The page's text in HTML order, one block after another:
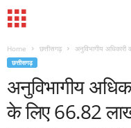
Home छत्तीसगढ़ अनुविभागीय
छत्तीसगढ़
अनुविभागीय
के लिए 66.82